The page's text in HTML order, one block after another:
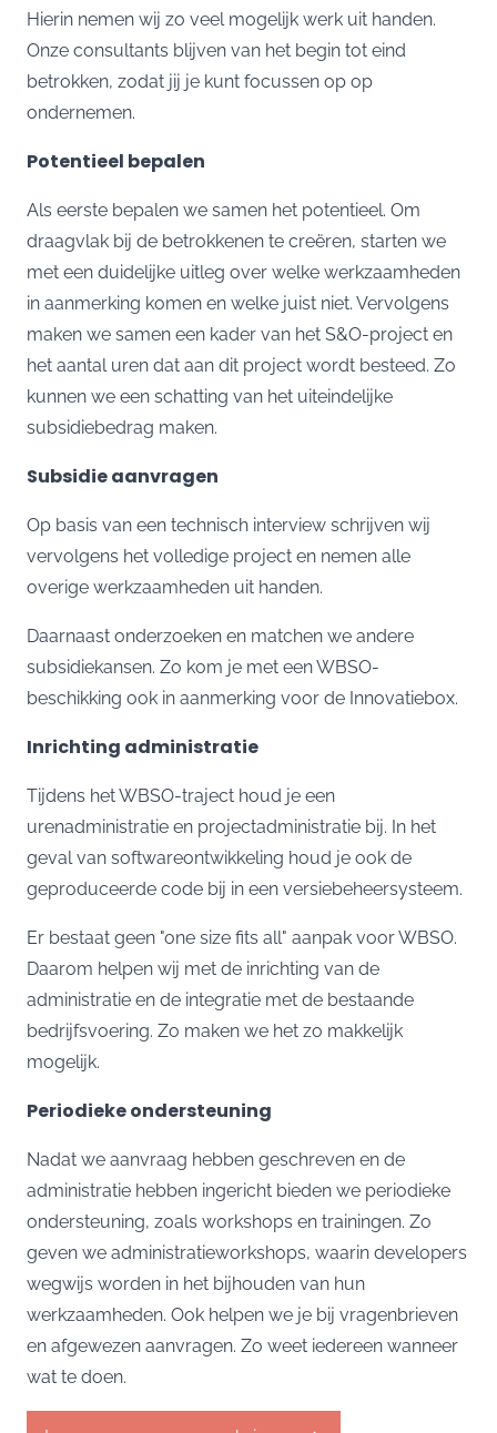
Hierin nemen wij zo veel mogelijk werk uit handen.
Onze consultants blijven van het begin tot eind
betrokken, zodat jij je kunt focussen op op
ondernemen.
Potentieel bepalen
Als eerste bepalen we samen het potentieel. Om
draagvlak bij de betrokkenen te creëren, starten we
met een duidelijke uitleg over welke werkzaamheden
in aanmerking komen en welke juist niet. Vervolgens
maken we samen een kader van het S&O-project en
het aantal uren dat aan dit project wordt besteed. Zo
kunnen we een schatting van het uiteindelijke
subsidiebedrag maken.
Subsidie aanvragen
Op basis van een technisch interview schrijven wij
vervolgens het volledige project en nemen alle
overige werkzaamheden uit handen.
Daarnaast onderzoeken en matchen we andere
subsidiekansen. Zo kom je met eenWBSO-
beschikking ook in aanmerking voor de Innovatiebox.
Inrichting administratie
Tijdens het WBSO-traject houd je een
urenadministratie en projectadministratie bij. In het
geval van softwareontwikkeling houd je ook de
geproduceerde code bij in een versiebeheersysteem.
Er bestaat geen "one size fits all" aanpak voor WBSO.
Daarom helpen wij met de inrichting van de
administratie en de integratie met de bestaande
bedrijfsvoering. Zo maken we het zo makkelijk
mogelijk.
Periodieke ondersteuning
Nadat we aanvraag hebben geschreven en de
administratie hebben ingericht bieden we periodieke
ondersteuning, zoals workshops en trainingen. Zo
geven we administratieworkshops, waarin developers
wegwijs worden in het bijhouden van hun
werkzaamheden. Ook helpen we je bij vragenbrieven
en afgewezen aanvragen. Zo weet iedereen wanneer
wat te doen.